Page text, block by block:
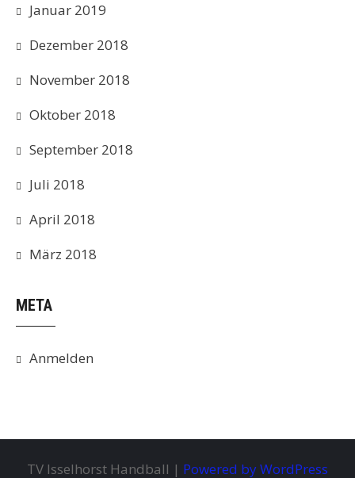
Januar 2019
Dezember 2018
November 2018
Oktober 2018
September 2018
Juli 2018
April 2018
März 2018
META
Anmelden
TV Isselhorst Handball | Powered by WordPress